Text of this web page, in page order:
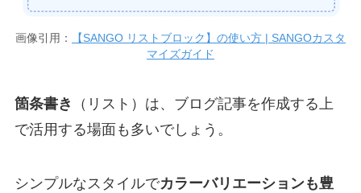
画像引用：
【SANGO リストブロック】の使い方 | SANGOカスタ
マイズガイド
箇条書き
（リスト）は、ブログ記事を作成する上
で活用する場面も多いでしょう。
シンプルなスタイルでカラーバリエーションも豊